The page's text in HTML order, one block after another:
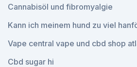
Cannabisöl und fibromyalgie
Kann ich meinem hund zu viel
Vape central vape und cbd shop
Cbd sugar hi